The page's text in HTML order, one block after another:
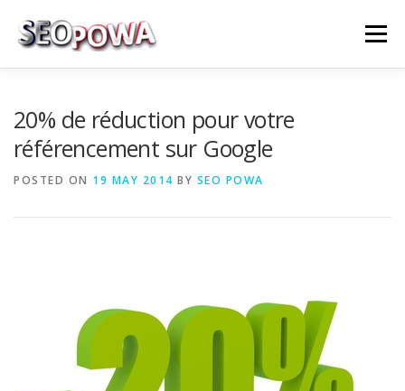
Menu
20% de réduction pour votre
référencement sur Google
POSTED ON 19 MAY 2014 BY SEO POWA